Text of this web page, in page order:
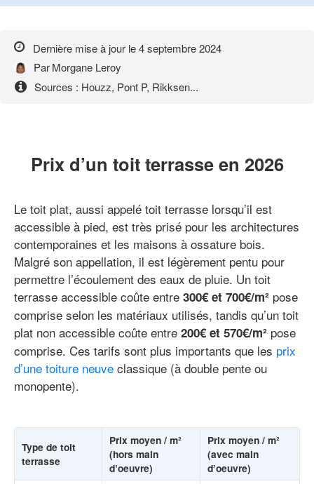
Dernière mise à jour le4 septembre 2024
ParMorgane Leroy
Sources : Houzz, Pont P, Rikksen...
Prix d’un toit terrasse en 2026
Le toit plat, aussi appelé toit terrasse lorsqu’il est
accessible à pied, est très prisé pour les architectures
contemporaines et les maisons à ossature bois.
Malgré son appellation, il est légèrement pentu pour
permettre l’écoulement des eaux de pluie. Un toit
terrasse accessible coûte entre 300€ et 700€/m² pose
comprise selon les matériaux utilisés, tandis qu’un toit
plat non accessible coûte entre 200€ et 570€/m² pose
comprise. Ces tarifs sont plus importants que les prix
d’une toiture neuve classique (à double pente ou
monopente).
Type de toit
terrasse
Prix moyen / m²
(hors main
d’oeuvre)
Prix moyen / m²
(avec main
d’oeuvre)